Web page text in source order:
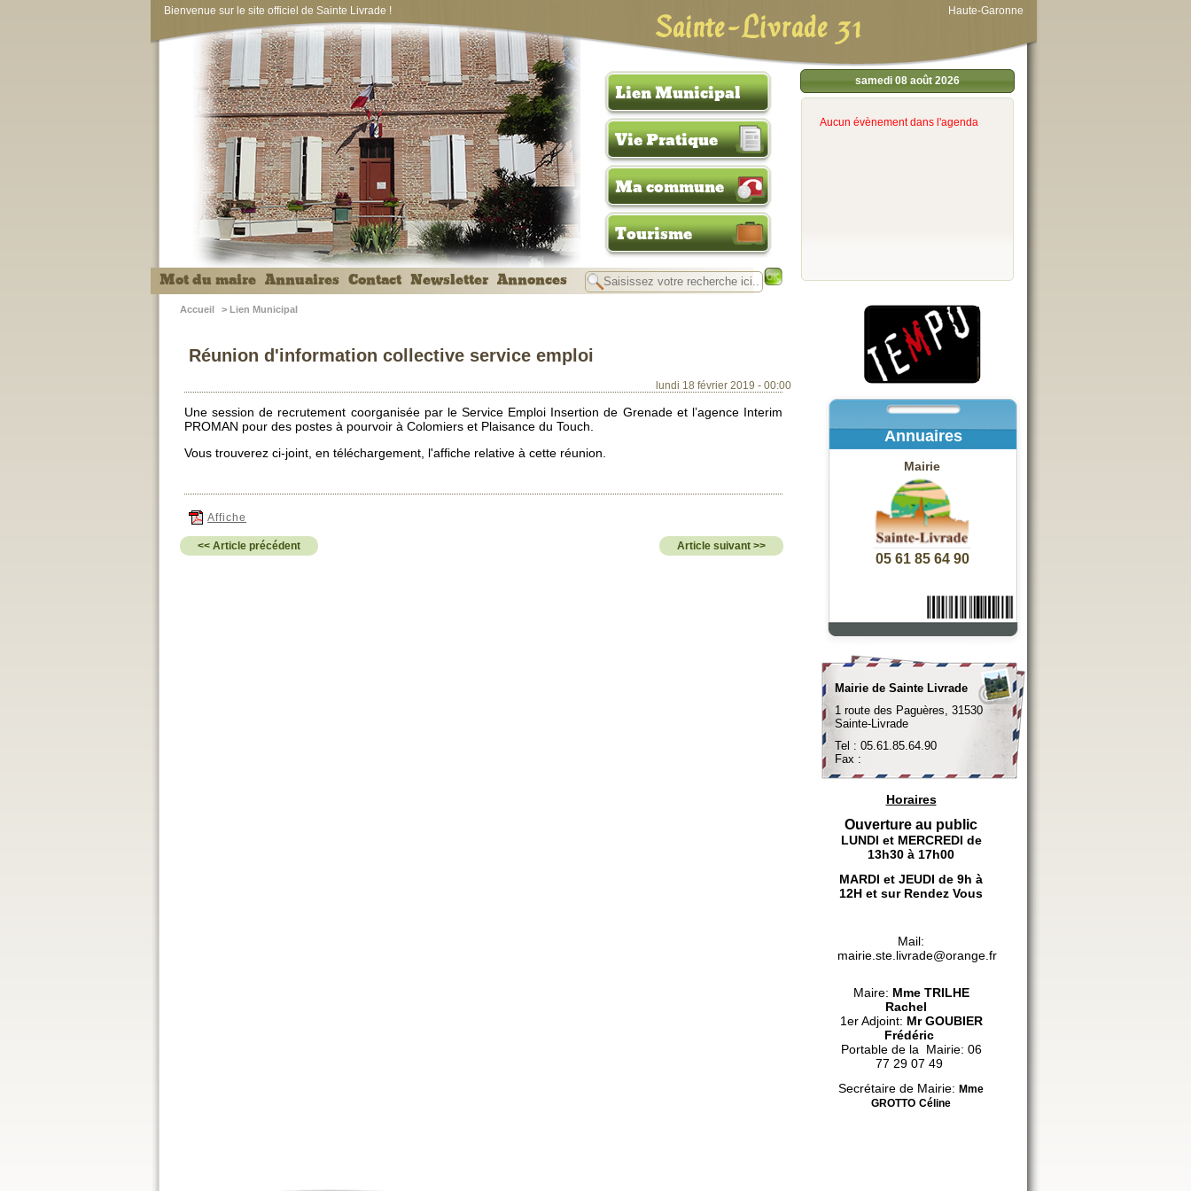
Bienvenue sur le site officiel de Sainte Livrade ! Sainte-Livrade 31 Haute-Garonne
Mot du maire Annuaires Contact Newsletter Annonces
Lien Municipal
Vie Pratique
Ma commune
Tourisme
samedi 08 août 2026
Aucun évènement dans l'agenda
Accueil > Lien Municipal
Réunion d'information collective service emploi
lundi 18 février 2019 - 00:00
Une session de recrutement coorganisée par le Service Emploi Insertion de Grenade et l’agence Interim
PROMAN pour des postes à pourvoir à Colomiers et Plaisance du Touch.
Vous trouverez ci-joint, en téléchargement, l'affiche relative à cette réunion.
Affiche
<< Article précédent Article suivant >>
Annuaires
Mairie
05 61 85 64 90
Mairie de Sainte Livrade
1 route des Paguères, 31530
Sainte-Livrade
Tel : 05.61.85.64.90
Fax :
Horaires
Ouverture au public
LUNDI et MERCREDI de
13h30 à 17h00
MARDI et JEUDI de 9h à
12H et sur Rendez Vous
Mail:
mairie.ste.livrade@orange.fr
Maire: Mme TRILHE
Rachel
1er Adjoint: Mr GOUBIER
Frédéric
Portable de la Mairie: 06
77 29 07 49
Secrétaire de Mairie: Mme
GROTTO Céline